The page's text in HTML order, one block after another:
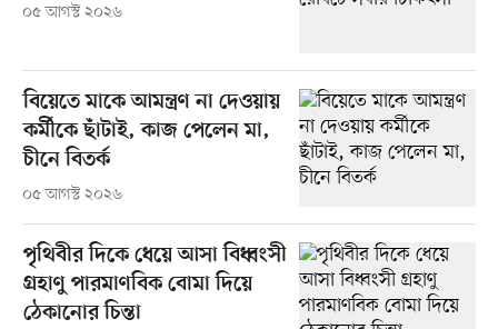
০৫ আগস্ট ২০২৬
বিয়েতে মাকে আমন্ত্রণ না দেওয়ায়
কর্মীকে ছাঁটাই, কাজ পেলেন মা,
চীনে বিতর্ক
০৫ আগস্ট ২০২৬
পৃথিবীর দিকে ধেয়ে আসা বিধ্বংসী
গ্রহাণু পারমাণবিক বোমা দিয়ে
ঠেকানোর চিন্তা